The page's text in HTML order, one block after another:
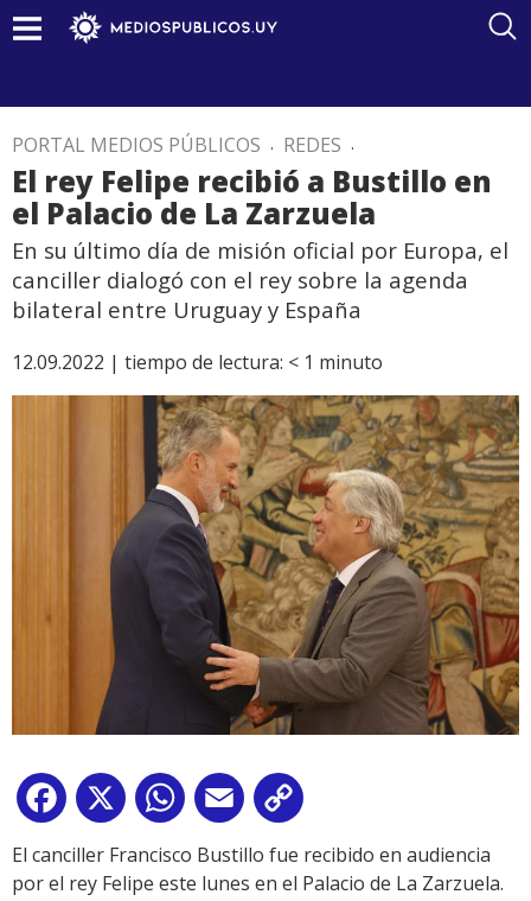
PORTAL MEDIOS PÚBLICOS . REDES .
El rey Felipe recibió a Bustillo en
el Palacio de La Zarzuela
En su último día de misión oficial por Europa, el
canciller dialogó con el rey sobre la agenda
bilateral entre Uruguay y España
12.09.2022 | tiempo de lectura: < 1 minuto
Facebook
X WhatsApp
Email
Link
El canciller Francisco Bustillo fue recibido en audiencia
por el rey Felipe este lunes en el Palacio de La Zarzuela.